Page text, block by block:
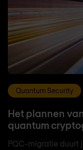
Quantum Security
Het plannen
quantum
PQC-migratie duurt